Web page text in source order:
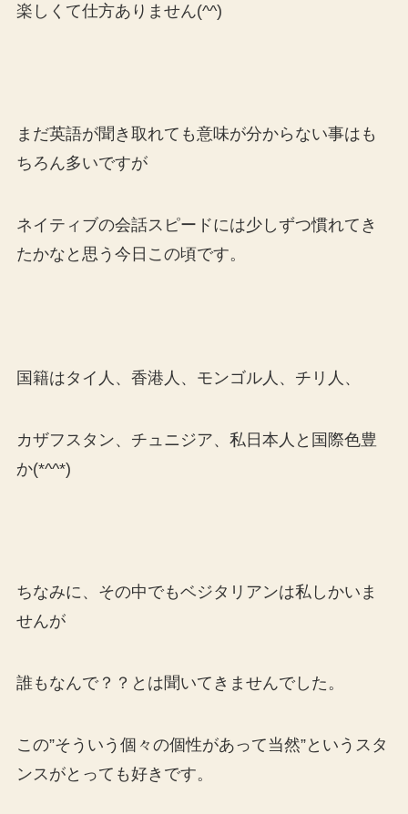
楽しくて仕方ありません(^^)
まだ英語が聞き取れても意味が分からない事はも
ちろん多いですが
ネイティブの会話スピードには少しずつ慣れてき
たかなと思う今日この頃です。
国籍はタイ人、香港人、モンゴル人、チリ人、
カザフスタン、チュニジア、私日本人と国際色豊
か(*^^*)
ちなみに、その中でもベジタリアンは私しかいま
せんが
誰もなんで？？とは聞いてきませんでした。
この”そういう個々の個性があって当然”というスタ
ンスがとっても好きです。